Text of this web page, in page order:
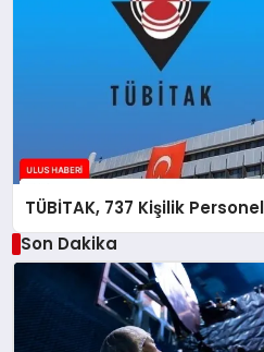
TÜBİTAK, 737 Kişilik
Son Dakika